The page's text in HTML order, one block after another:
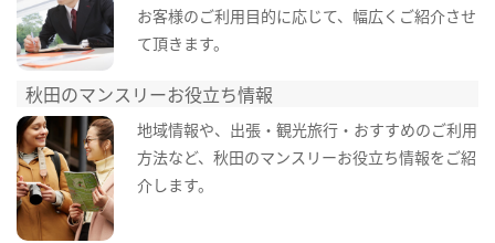
お客様のご利用目的に応じて、幅広くご紹介させ
て頂きます。
秋田のマンスリーお役立ち情報
地域情報や、出張・観光旅行・おすすめのご利用
方法など、秋田のマンスリーお役立ち情報をご紹
介します。